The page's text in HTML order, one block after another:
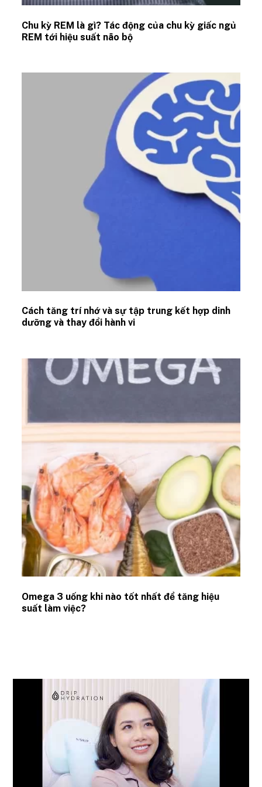
Chu kỳ REM là gì? Tác động của chu kỳ giấc ngủ
REM tới hiệu suất não bộ
Cách tăng trí nhớ và sự tập trung kết hợp dinh
dưỡng và thay đổi hành vi
Omega 3 uống khi nào tốt nhất để tăng hiệu
suất làm việc?